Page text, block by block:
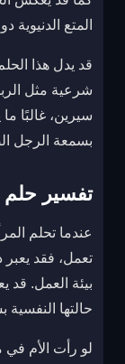
المتع الدنيوية
قد يدل هذا
شرعية مثل
سيرين، غالبًا
بسمعة الرجل
تفسير حلم
عندما تحلم
تعمل، فقد
بيئة العمل.
حالتها
لو رأت الأم في